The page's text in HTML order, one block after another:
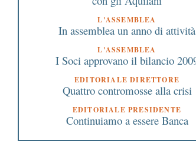
L'ASSEMBLEA
In assemblea un anno di attività
L'ASSEMBLEA
I Soci approvano il bilancio
EDITORIALE DIRETTORE
Quattro contromosse alla crisi
EDITORIALE PRESIDENTE
Continuiamo a essere Banca